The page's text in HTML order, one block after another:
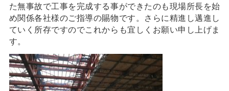
た無事故で工事を完成する事ができたのも現場所長を始
め関係各社様のご指導の賜物です。さらに精進し邁進し
ていく所存ですのでこれからも宜しくお願い申し上げま
す。